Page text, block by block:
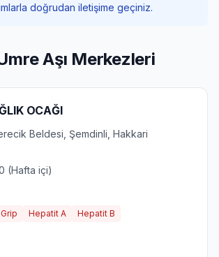
doğrudan iletişime geçiniz.
Aşı Merkezleri
OCAĞI
Beldesi, Şemdinli, Hakkari
(Hafta içi)
Grip Hepatit A Hepatit B